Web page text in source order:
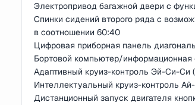
Электропривод багажной двери с
Спинки сидений второго ряда с
в соотношении 60:40
Цифровая приборная панель
Бортовой компьютер/
Адаптивный круиз-контроль Эй-Си-Си
Интеллектуальный круиз-контроль
Дистанционный запуск двигателя